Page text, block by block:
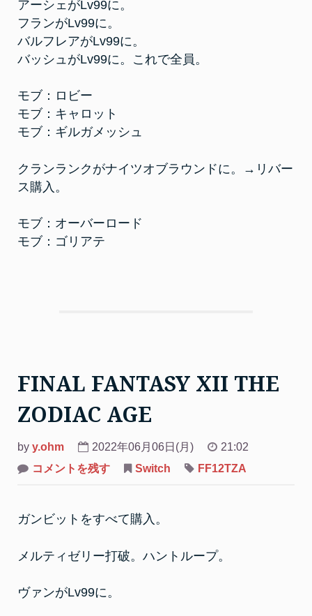
アーシェがLv99に。
フランがLv99に。
バルフレアがLv99に。
バッシュがLv99に。これで全員。
モブ：ロビー
モブ：キャロット
モブ：ギルガメッシュ
クランランクがナイツオブラウンドに。→リバー
ス購入。
モブ：オーバーロード
モブ：ゴリアテ
FINAL FANTASY XII THE
ZODIAC AGE
by y.ohm 2022年06月06日(月)
21:02
コメントを残すon
ZODIAC
Switch FF12TZA
ガンビットをすべて購入。
メルティゼリー打破。ハントループ。
ヴァンがLv99に。